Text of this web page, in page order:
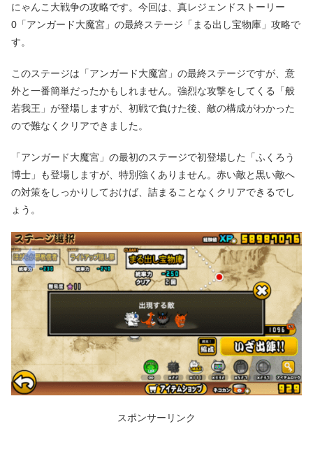
にゃんこ大戦争の攻略です。今回は、真レジェンドストーリー
0「アンガード大魔宮」の最終ステージ「まる出し宝物庫」攻略で
す。
このステージは「アンガード大魔宮」の最終ステージですが、意
外と一番簡単だったかもしれません。強烈な攻撃をしてくる「般
若我王」が登場しますが、初戦で負けた後、敵の構成がわかった
ので難なくクリアできました。
「アンガード大魔宮」の最初のステージで初登場した「ふくろう
博士」も登場しますが、特別強くありません。赤い敵と黒い敵へ
の対策をしっかりしておけば、詰まることなくクリアできるでし
ょう。
スポンサーリンク